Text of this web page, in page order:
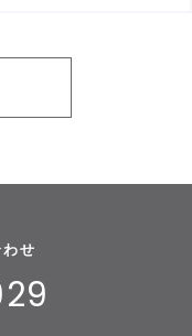
せ